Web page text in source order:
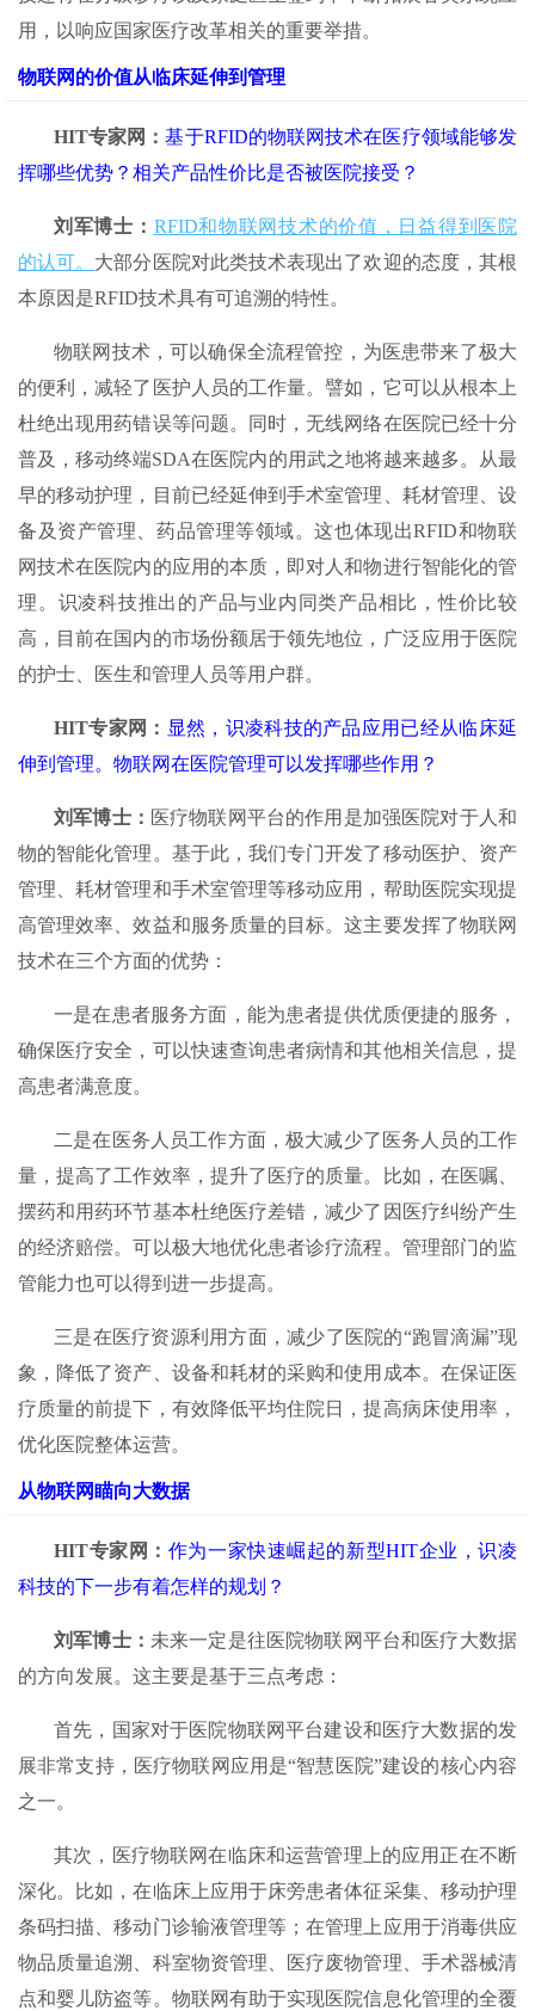
用，以响应国家医疗改革相关的重要举措。
物联网的价值从临床延伸到管理
HIT专家网：基于RFID的物联网技术在医疗领域能够发
挥哪些优势？相关产品性价比是否被医院接受？
刘军博士： RFID和物联网技术的价值，日益得到医院
的认可。 大部分医院对此类技术表现出了欢迎的态度，其根
本原因是RFID技术具有可追溯的特性。
物联网技术，可以确保全流程管控，为医患带来了极大
的便利，减轻了医护人员的工作量。譬如，它可以从根本上
杜绝出现用药错误等问题。同时，无线网络在医院已经十分
普及，移动终端SDA在医院内的用武之地将越来越多。从最
早的移动护理，目前已经延伸到手术室管理、耗材管理、设
备及资产管理、药品管理等领域。这也体现出RFID和物联
网技术在医院内的应用的本质，即对人和物进行智能化的管
理。识凌科技推出的产品与业内同类产品相比，性价比较
高，目前在国内的市场份额居于领先地位，广泛应用于医院
的护士、医生和管理人员等用户群。
HIT专家网： 显然，识凌科技的产品应用已经从临床延
伸到管理。物联网在医院管理可以发挥哪些作用？
刘军博士： 医疗物联网平台的作用是加强医院对于人和
物的智能化管理。基于此，我们专门开发了移动医护、资产
管理、耗材管理和手术室管理等移动应用，帮助医院实现提
高管理效率、效益和服务质量的目标。这主要发挥了物联网
技术在三个方面的优势：
一是在患者服务方面，能为患者提供优质便捷的服务，
确保医疗安全，可以快速查询患者病情和其他相关信息，提
高患者满意度。
二是在医务人员工作方面，极大减少了医务人员的工作
量，提高了工作效率，提升了医疗的质量。比如，在医嘱、
摆药和用药环节基本杜绝医疗差错，减少了因医疗纠纷产生
的经济赔偿。可以极大地优化患者诊疗流程。管理部门的监
管能力也可以得到进一步提高。
三是在医疗资源利用方面，减少了医院的“跑冒滴漏”现
象，降低了资产、设备和耗材的采购和使用成本。在保证医
疗质量的前提下，有效降低平均住院日，提高病床使用率，
优化医院整体运营。
从物联网瞄向大数据
HIT专家网： 作为一家快速崛起的新型HIT企业，识凌
科技的下一步有着怎样的规划？
刘军博士： 未来一定是往医院物联网平台和医疗大数据
的方向发展。这主要是基于三点考虑：
首先，国家对于医院物联网平台建设和医疗大数据的发
展非常支持，医疗物联网应用是“智慧医院”建设的核心内容
之一。
其次，医疗物联网在临床和运营管理上的应用正在不断
深化。比如，在临床上应用于床旁患者体征采集、移动护理
条码扫描、移动门诊输液管理等；在管理上应用于消毒供应
物品质量追溯、科室物资管理、医疗废物管理、手术器械清
点和婴儿防盗等。物联网有助于实现医院信息化管理的全覆